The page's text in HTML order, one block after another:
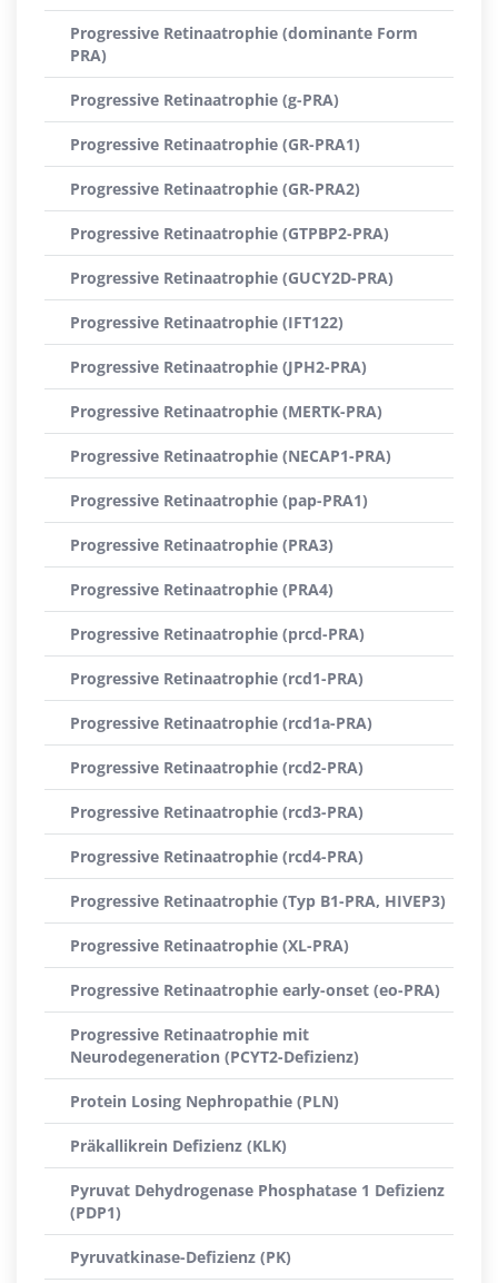
Progressive Retinaatrophie (dominante Form
PRA)
Progressive Retinaatrophie (g-PRA)
Progressive Retinaatrophie (GR-PRA1)
Progressive Retinaatrophie (GR-PRA2)
Progressive Retinaatrophie (GTPBP2-PRA)
Progressive Retinaatrophie (GUCY2D-PRA)
Progressive Retinaatrophie (IFT122)
Progressive Retinaatrophie (JPH2-PRA)
Progressive Retinaatrophie (MERTK-PRA)
Progressive Retinaatrophie (NECAP1-PRA)
Progressive Retinaatrophie (pap-PRA1)
Progressive Retinaatrophie (PRA3)
Progressive Retinaatrophie (PRA4)
Progressive Retinaatrophie (prcd-PRA)
Progressive Retinaatrophie (rcd1-PRA)
Progressive Retinaatrophie (rcd1a-PRA)
Progressive Retinaatrophie (rcd2-PRA)
Progressive Retinaatrophie (rcd3-PRA)
Progressive Retinaatrophie (rcd4-PRA)
Progressive Retinaatrophie (Typ B1-PRA, HIVEP3)
Progressive Retinaatrophie (XL-PRA)
Progressive Retinaatrophie early-onset (eo-PRA)
Progressive Retinaatrophie mit
Neurodegeneration (PCYT2-Defizienz)
Protein Losing Nephropathie (PLN)
Präkallikrein Defizienz (KLK)
Pyruvat Dehydrogenase Phosphatase 1 Defizienz
(PDP1)
Pyruvatkinase-Defizienz (PK)